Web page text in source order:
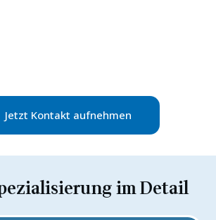
Jetzt Kontakt aufnehmen
im Detail